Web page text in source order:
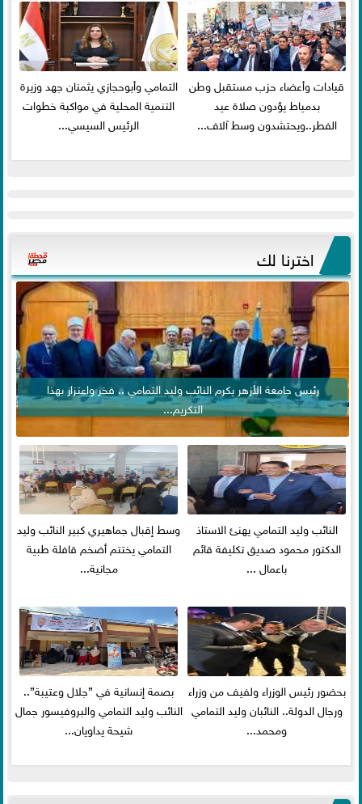
قيادات وأعضاء حزب مستقبل وطن
بدمياط يؤدون صلاة عيد
الفطر..ويحتشدون وسط آلاف...
التمامي وأبوحجازي يثمنان جهد وزيرة
التنمية المحلية في مواكبة خطوات
الرئيس السيسي...
اخترنا لك
رئيس جامعة الأزهر يكرم النائب وليد التمامي .. فخر واعتزاز بهذا
التكريم...
النائب وليد التمامي يهنئ الاستاذ
الدكتور محمود صديق تكليفة قائم
باعمال ...
وسط إقبال جماهيري كبير النائب وليد
التمامي يختتم أضخم قافلة طبية
مجانية...
بحضور رئيس الوزراء ولفيف من وزراء
ورجال الدولة.. النائبان وليد التمامي
ومحمد...
بصمة إنسانية في ”جلال وعتيبة”..
النائب وليد التمامي والبروفيسور جمال
شيحة يداويان...